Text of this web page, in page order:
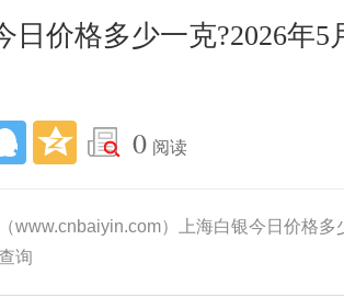
日价格多少一克?2026年5
0 阅读
www.cnbaiyin.com）上海白银今日价格
询